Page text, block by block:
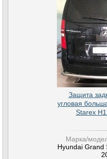
Защита
угловая
Starex
Марка/
Hyundai Grand